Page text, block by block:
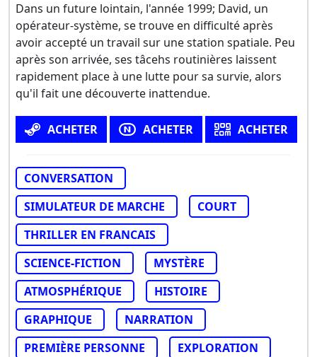
Dans un future lointain, l'année 1999; David, un
opérateur-système, se trouve en difficulté après
avoir accepté un travail sur une station spatiale. Peu
après son arrivée, ses tâcehs routinières laissent
rapidement place à une lutte pour sa survie, alors
qu'il fait une découverte inattendue.
ACHETER ACHETER ACHETER
CONVERSATION
SIMULATEUR DE MARCHE
COURT
THRILLER EN FRANCAIS
SCIENCE-FICTION
MYSTÈRE
ATMOSPHÉRIQUE
HISTOIRE
GRAPHIQUE
NARRATION
PREMIÈRE PERSONNE
EXPLORATION